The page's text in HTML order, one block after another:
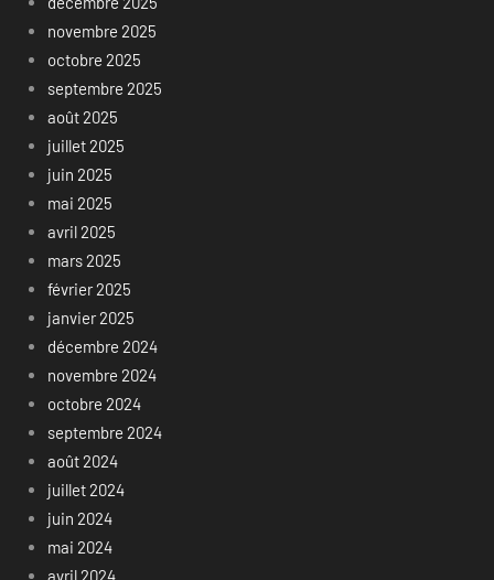
novembre 2025
octobre 2025
septembre 2025
août 2025
juillet 2025
juin 2025
mai 2025
avril 2025
mars 2025
février 2025
janvier 2025
décembre 2024
novembre 2024
octobre 2024
septembre 2024
août 2024
juillet 2024
juin 2024
mai 2024
avril 2024